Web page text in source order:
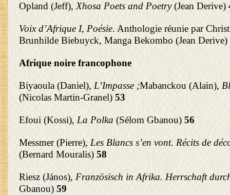
Opland (Jeff),Xhosa Poets and Poetry(Jean Derive)
Voix d’Afrique I, Poésie. Anthologie réunie par
Brunhilde Biebuyck, Manga Bekombo (Jean Derive)
Afrique noire francophone
Biyaoula (Daniel),L’Impasse ;Mabanckou (Alain),
(Nicolas Martin-Granel) 53
Efoui (Kossi),La Polka (Sélom Gbanou) 56
Messmer (Pierre),Les Blancs s’en vont. Récits de
(Bernard Mouralis) 58
Riesz (János), Französisch in Afrika. Herrschaft
Gbanou) 59